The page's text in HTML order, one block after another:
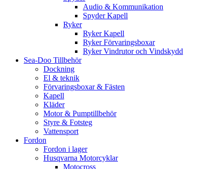
Audio & Kommunikation
Spyder Kapell
Ryker
Ryker Kapell
Ryker Förvaringsboxar
Ryker Vindrutor och Vindskydd
Sea-Doo Tillbehör
Dockning
El & teknik
Förvaringsboxar & Fästen
Kapell
Kläder
Motor & Pumptillbehör
Styre & Fotsteg
Vattensport
Fordon
Fordon i lager
Husqvarna Motorcyklar
Motocross